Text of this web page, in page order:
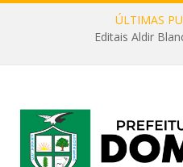
ÚLTIMAS
Editais Aldir